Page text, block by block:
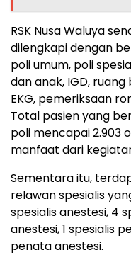
RSK Nusa Waluya
dilengkapi dengan
poli umum, poli
dan anak, IGD,
EKG, pemeriksaan
Total pasien yang
poli mencapai 2.903
manfaat dari
Sementara itu,
relawan spesialis
spesialis anestesi, 4
anestesi, 1 spesialis
penata anestesi.